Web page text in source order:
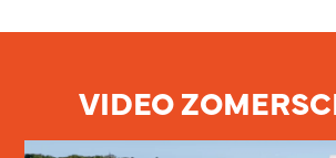
VIDEO